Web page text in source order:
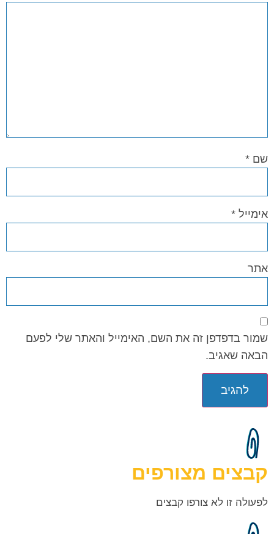
שם *
אימייל *
אתר
שמור בדפדפן זה את השם, האימייל והאתר שלי לפעם
הבאה שאגיב.
קבצים מצורפים
לפעולה זו לא צורפו קבצים